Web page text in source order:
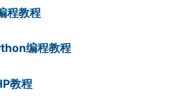
程教程
编程教程
教程